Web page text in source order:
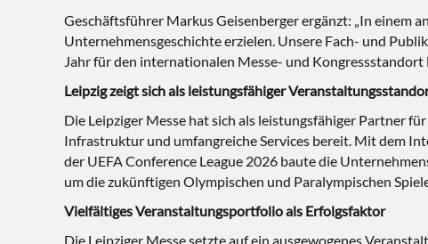
Geschäftsführer Markus Geisenberger ergänzt: „In einem
Unternehmensgeschichte erzielen. Unsere Fach- und
Jahr für den internationalen Messe- und Kongressstandort
Leipzig zeigt sich als leistungsfähiger
Die Leipziger Messe hat sich als leistungsfähiger Partner
Infrastruktur und umfangreiche Services bereit. Mit dem
der UEFA Conference League 2026 baute die
um die zukünftigen Olympischen und Paralympischen
Vielfältiges Veranstaltungsportfolio als Erfolgsfaktor
Die Leipziger Messe setzte auf ein ausgewogenes